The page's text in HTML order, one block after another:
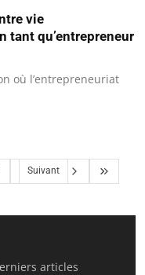
vie
tant qu’entrepreneur
où l’entrepreneuriat
Suivant
articles